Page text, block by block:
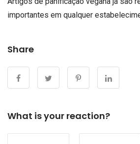
importantes em qualquer
Share
What is your reaction?